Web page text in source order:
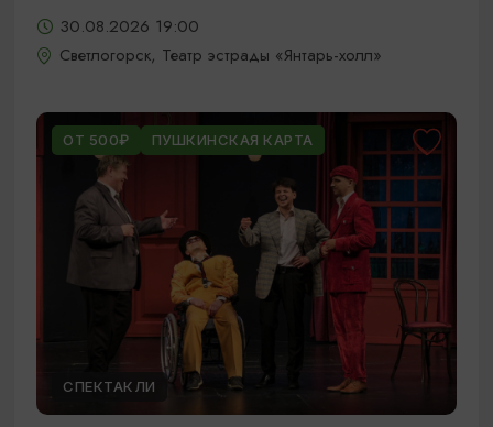
30.08.2026 19:00
Светлогорск, Театр эстрады «Янтарь-холл»
ОТ 500₽ ПУШКИНСКАЯ КАРТА
СПЕКТАКЛИ